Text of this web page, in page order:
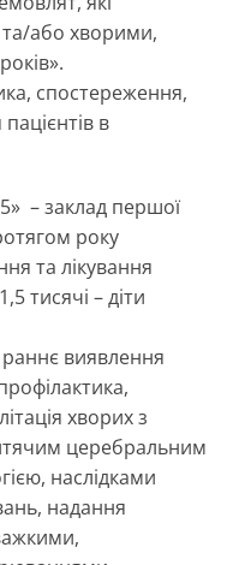
або хворими,
спостереження,
в
– заклад першої
року
та лікування
тисячі – діти
раннє виявлення
хворих з
церебральним
наслідками
надання